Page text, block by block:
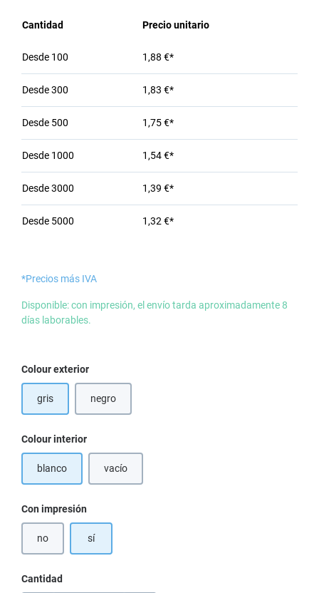
Cantidad Precio unitario
Desde 100 1,88 €*
Desde300 1,83 €*
Desde 500 1,75 €*
Desde 1000 1,54 €*
Desde3000 1,39 €*
Desde 5000 1,32 €*
*Precios más IVA
Disponible: con impresión, el envío tarda aproximadamente 8
días laborables.
Seleccione
Colour exterior
gris negro(Esta opción no está disponible en este momento.)
Seleccione
Colour interior
blanco vacío(Esta opción no está disponible en este momento.)
Seleccione
Con impresión
no sí
Cantidad